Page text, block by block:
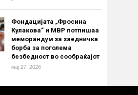
Фондацијата „Фросина
Кулакова“ и МВР потпишаа
меморандум за заедничка
борба за поголема
безбедност во сообраќајот
мај 27, 2026